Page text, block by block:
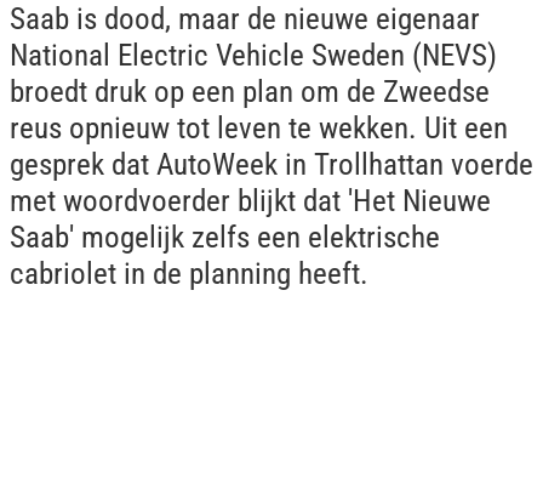
Saab is dood, maar de nieuwe eigenaar
National Electric Vehicle Sweden (NEVS)
broedt druk op een plan om de Zweedse
reus opnieuw tot leven te wekken. Uit een
gesprek dat AutoWeek in Trollhattan voerde
met woordvoerder blijkt dat 'Het Nieuwe
Saab' mogelijk zelfs een elektrische
cabriolet in de planning heeft.